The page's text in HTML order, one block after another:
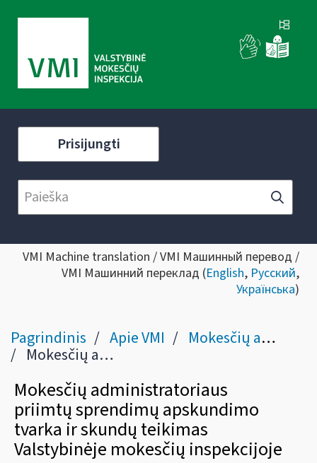
Prisijungti
VMI Machine translation / VMI Машинный перевод /
VMI Машинний переклад (English, Русский,
Українська)
Pagrindinis Apie VMI Mokesčių administravimo procedūros
Mokesčių administratoriaus priimtų sprendimų apskundimo tvarka
Mokesčių administratoriaus
priimtų sprendimų apskundimo
tvarka ir skundų teikimas
Valstybinėje mokesčių inspekcijoje